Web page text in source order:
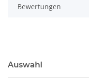
Bewertungen
Auswahl